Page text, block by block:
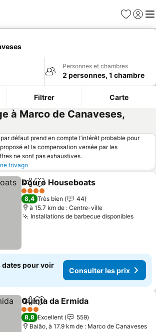
Favoris
Se
Personnes et chambres
2 personnes, 1 chambre
Filtrer Carte
à Marco de Canaveses,
défaut prend en compte l’intérêt probable pour
et la compensation versée par les
ne sont pas exhaustives.
trivago
PartagerAjouter à mes favoris
Douro Houseboats
4 Étoiles
8,4 Très bien
44
à 15.7 km de : Centre-ville
Installations de barbecue disponibles
dates pour voir
Consulter les prix
PartagerAjouter à mes favoris
Quinta da Ermida
3 Étoiles
8,8 Excellent
559
Baião, à 17.9 km de : Marco de Canaveses